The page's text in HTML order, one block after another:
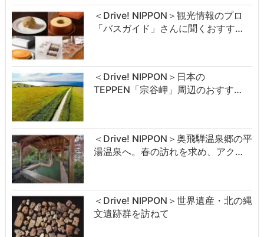
＜Drive! NIPPON＞観光情報のプロ
「バスガイド」さんに聞くおすす…
＜Drive! NIPPON＞日本の
TEPPEN「宗谷岬」周辺のおすす…
＜Drive! NIPPON＞奥飛騨温泉郷の平
湯温泉へ。春の訪れを求め、アク…
＜Drive! NIPPON＞世界遺産・北の縄
文遺跡群を訪ねて